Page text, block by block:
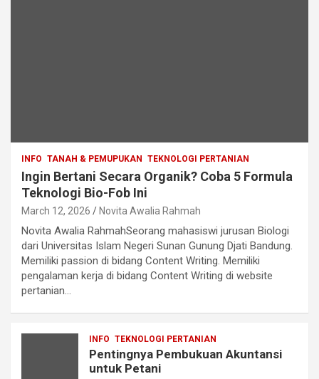
INFO TANAH & PEMUPUKAN TEKNOLOGI PERTANIAN
Ingin Bertani Secara Organik? Coba 5 Formula
Teknologi Bio-Fob Ini
March 12, 2026 Novita Awalia Rahmah
Novita Awalia RahmahSeorang mahasiswi jurusan Biologi
dari Universitas Islam Negeri Sunan Gunung Djati Bandung.
Memiliki passion di bidang Content Writing. Memiliki
pengalaman kerja di bidang Content Writing di website
pertanian…
INFO TEKNOLOGI PERTANIAN
Pentingnya Pembukuan Akuntansi
untuk Petani